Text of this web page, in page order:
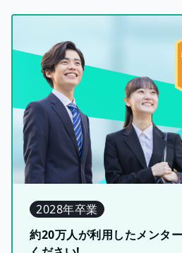
2028年卒業
約20万人が利用したメンタ